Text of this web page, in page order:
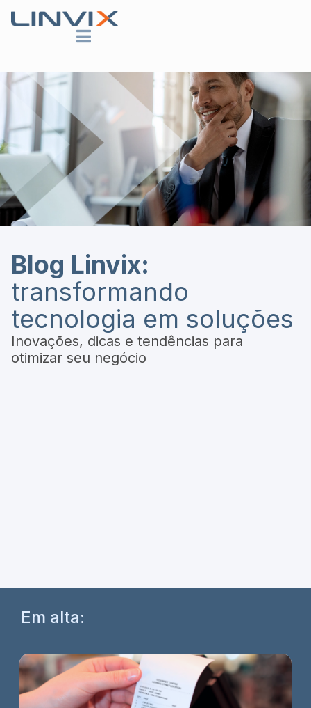
Blog Linvix:
transformando
tecnologia em soluções
Inovações, dicas e tendências para
otimizar seu negócio
Em alta: